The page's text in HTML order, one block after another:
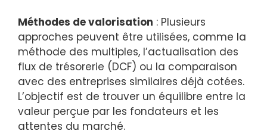
Méthodes de valorisation : Plusieurs
approches peuvent être utilisées, comme la
méthode des multiples, l’actualisation des
flux de trésorerie (DCF) ou la comparaison
avec des entreprises similaires déjà cotées.
L’objectif est de trouver un équilibre entre la
valeur perçue par les fondateurs et les
attentes du marché.